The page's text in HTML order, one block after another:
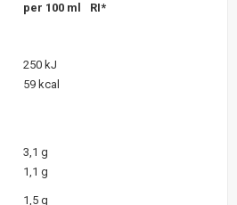
per 100 ml RI*
250 kJ
59 kcal
3,1 g
1,1 g
1,5 g